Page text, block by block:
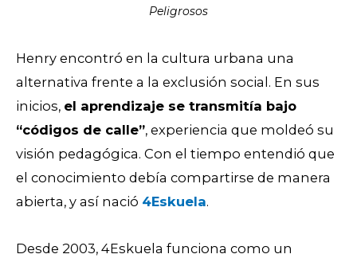
Peligrosos
Henry encontró en la cultura urbana una
alternativa frente a la exclusión social. En sus
inicios, el aprendizaje se transmitía bajo
“códigos de calle”, experiencia que moldeó su
visión pedagógica. Con el tiempo entendió que
el conocimiento debía compartirse de manera
abierta, y así nació 4Eskuela.
Desde 2003, 4Eskuela funciona como un